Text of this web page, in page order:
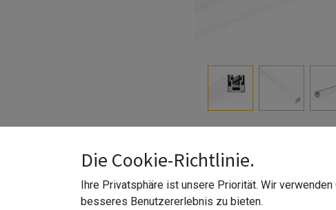
Die Cookie-Richtlinie.
Ihre Privatsphäre ist unsere Priorität. Wir verwenden
besseres Benutzererlebnis zu bieten.